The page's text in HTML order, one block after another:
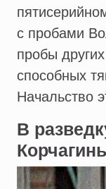
с пробами
пробы
способных
Начальство
В